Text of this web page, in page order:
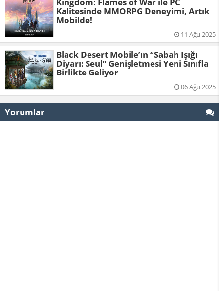
Kalitesinde MMORPG Deneyimi, Artık
Mobilde!
11 Ağu 2025
Black Desert Mobile’ın “Sabah Işığı
Diyarı: Seul” Genişletmesi Yeni Sınıfla
Birlikte Geliyor
06 Ağu 2025
Yorumlar